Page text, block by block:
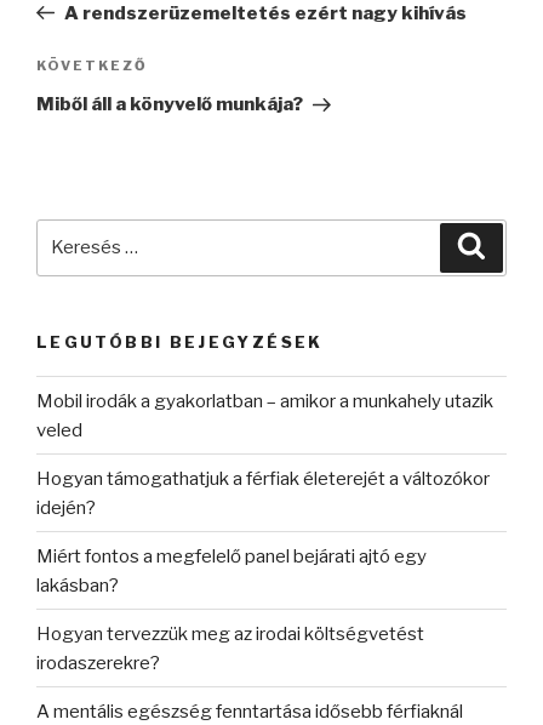
bejegyzés
A rendszerüzemeltetés ezért nagy kihívás
Következő
bejegyzés
KÖVETKEZŐ
Miből áll a könyvelő munkája?
LEGUTÓBBI BEJEGYZÉSEK
Mobil irodák a gyakorlatban – amikor a munkahely utazik
veled
Hogyan támogathatjuk a férfiak életerejét a változókor
idején?
Miért fontos a megfelelő panel bejárati ajtó egy
lakásban?
Hogyan tervezzük meg az irodai költségvetést
irodaszerekre?
A mentális egészség fenntartása idősebb férfiaknál